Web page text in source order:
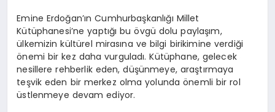
Emine Erdoğan’ın Cumhurbaşkanlığı Millet
Kütüphanesi’ne yaptığı bu övgü dolu paylaşım,
ülkemizin kültürel mirasına ve bilgi birikimine verdiği
önemi bir kez daha vurguladı. Kütüphane, gelecek
nesillere rehberlik eden, düşünmeye, araştırmaya
teşvik eden bir merkez olma yolunda önemli bir rol
üstlenmeye devam ediyor.